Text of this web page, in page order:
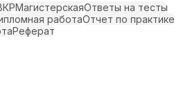
МагистерскаяОтветы на тесты
работаОтчет по практике
Реферат